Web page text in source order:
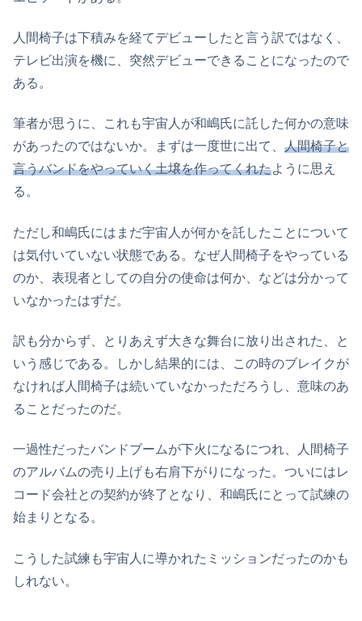
人間椅子は下積みを経てデビューしたと言う訳ではなく、
テレビ出演を機に、突然デビューできることになったので
ある。
筆者が思うに、これも宇宙人が和嶋氏に託した何かの意味
があったのではないか。まずは一度世に出て、 人間椅子と
言うバンドをやっていく土壌を作ってくれたように思え
る。
ただし和嶋氏にはまだ宇宙人が何かを託したことについて
は気付いていない状態である。なぜ人間椅子をやっている
のか、表現者としての自分の使命は何か、などは分かって
いなかったはずだ。
訳も分からず、とりあえず大きな舞台に放り出された、と
いう感じである。しかし結果的には、この時のブレイクが
なければ人間椅子は続いていなかっただろうし、意味のあ
ることだったのだ。
一過性だったバンドブームが下火になるにつれ、人間椅子
のアルバムの売り上げも右肩下がりになった。ついにはレ
コード会社との契約が終了となり、和嶋氏にとって試練の
始まりとなる。
こうした試練も宇宙人に導かれたミッションだったのかも
しれない。